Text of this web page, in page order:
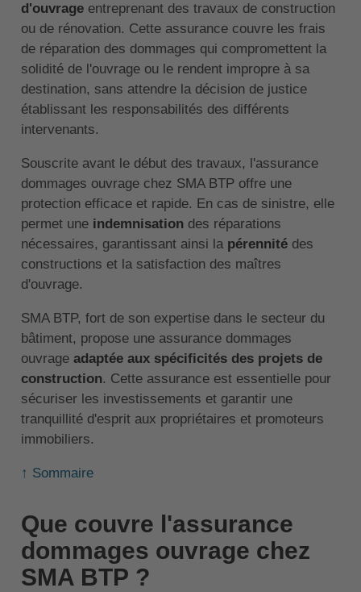
d'ouvrageentreprenant des travaux de construction
ou de rénovation. Cette assurance couvre les frais
de réparation des dommages qui compromettent la
solidité de l'ouvrage ou le rendent impropre à sa
destination, sans attendre la décision de justice
établissant les responsabilités des différents
intervenants.
Souscrite avant le début des travaux, l'assurance
dommages ouvrage chez SMA BTP offre une
protection efficace et rapide. En cas de sinistre, elle
permet une indemnisationdes réparations
nécessaires, garantissant ainsi la pérennité des
constructions et la satisfaction des maîtres
d'ouvrage.
SMA BTP, fort de son expertise dans le secteur du
bâtiment, propose une assurance dommages
ouvrage adaptée aux spécificités des projets de
construction. Cette assurance est essentielle pour
sécuriser les investissements et garantir une
tranquillité d'esprit aux propriétaires et promoteurs
immobiliers.
↑ Sommaire
Que couvre l'assurance
dommages ouvrage chez
SMA BTP ?